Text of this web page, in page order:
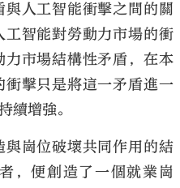
人工智能衝擊之間的關
智能對勞動力市場的衝
市場結構性矛盾，在本
擊只是將這一矛盾進一
續增強。
崗位破壞共同作用的結
，便創造了一個就業崗